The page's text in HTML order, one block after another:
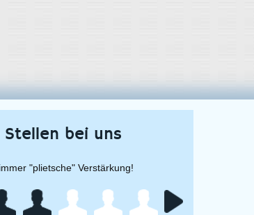
bei uns
"plietsche" Verstärkung!